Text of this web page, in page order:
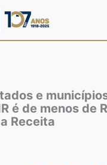
e
é de menos de
Receita